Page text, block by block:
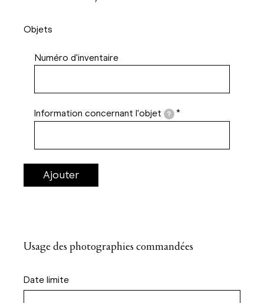
Objets
Numéro d'inventaire
Information concernant l'objet ? *
Usage des photographies commandées
Date limite